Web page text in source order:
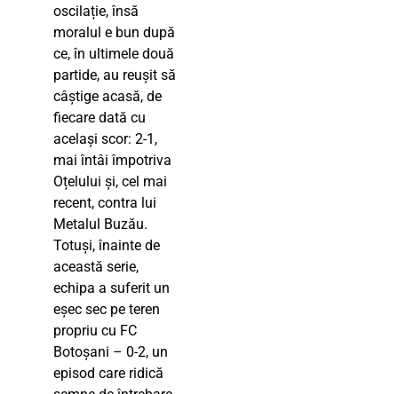
oscilație, însă
moralul e bun după
ce, în ultimele două
partide, au reușit să
câștige acasă, de
fiecare dată cu
același scor: 2-1,
mai întâi împotriva
Oțelului și, cel mai
recent, contra lui
Metalul Buzău.
Totuși, înainte de
această serie,
echipa a suferit un
eșec sec pe teren
propriu cu FC
Botoșani – 0-2, un
episod care ridică